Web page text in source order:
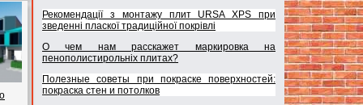
Рекомендації з монтажу плит URSA XPS при
зведенні пласкої традиційної покрівлі
О чем нам расскажет маркировка на
пенополистирольніх плитах?
Полезные советы при покраске поверхностей:
покраска стен и потолков